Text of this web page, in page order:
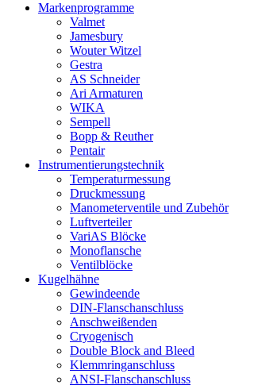
Markenprogramme
Valmet
Jamesbury
Wouter Witzel
Gestra
AS Schneider
Ari Armaturen
WIKA
Sempell
Bopp & Reuther
Pentair
Instrumentierungs­technik
Temperaturmessung
Druckmessung
Manometerventile und Zubehör
Luftverteiler
VariAS Blöcke
Monoflansche
Ventilblöcke
Kugelhähne
Gewindeende
DIN-Flanschanschluss
Anschweißenden
Cryogenisch
Double Block and Bleed
Klemmringanschluss
ANSI-Flanschanschluss